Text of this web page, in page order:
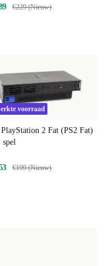
€229 (Nieuw)
voorraad
2 Fat (PS2 Fat)
spel
€199 (Nieuw)